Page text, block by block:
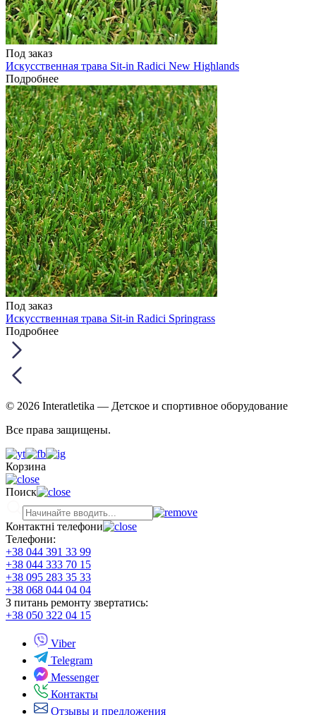
Под заказ
Искусственная трава Sit-in Radici New Highlands
Подробнее
Под заказ
Искусственная трава Sit-in Radici Springrass
Подробнее
© 2026 Interatletika — Детское и спортивное оборудование
Все права защищены.
Корзина
Поиск
Контактні телефони
Телефони:
+38 044 391 33 99
+38 044 333 70 15
+38 095 283 35 33
+38 068 044 04 04
З питань ремонту звертатись:
+38 050 322 04 15
Viber
Telegram
Messenger
Контакты
Отзывы и предложения